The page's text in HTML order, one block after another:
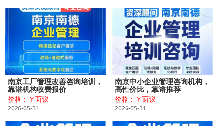
南京工厂管理改善咨询培训，
靠谱机构收费报价
价格：￥面议
2026-05-31
南京中小企业管理咨询机构，
高性价比，靠谱推荐
价格：￥面议
2026-05-31